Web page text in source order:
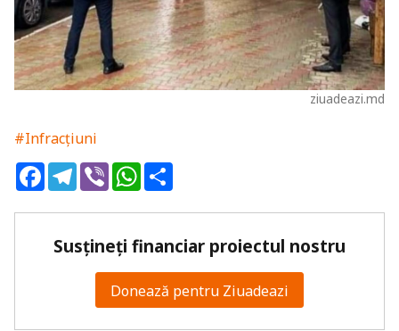
ziuadeazi.md
#Infracțiuni
FacebookTelegram
ViberWhatsApp
Susțineți financiar proiectul nostru
Donează pentru Ziuadeazi